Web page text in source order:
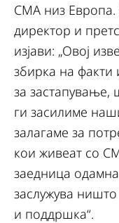
СMA низ
директор и
изјави: „Овој
збирка на факти
за застапување,
ги засилиме
залагаме за
кои живеат со
заедница
заслужува
и поддршка“.